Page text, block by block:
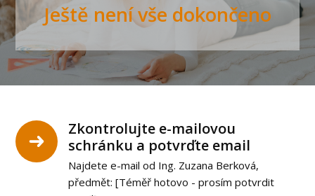
Ještě není vše dokončeno
Zkontrolujte e-mailovou
schránku a potvrďte email
Najdete e-mail od Ing. Zuzana Berková,
předmět: [Téměř hotovo - prosím potvrdit